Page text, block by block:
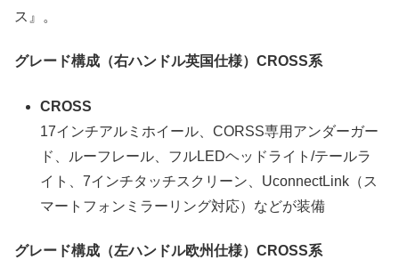
ス』。
グレード構成（右ハンドル英国仕様）CROSS系
CROSS
17インチアルミホイール、CORSS専用アンダーガー
ド、ルーフレール、フルLEDヘッドライト/テールラ
イト、7インチタッチスクリーン、UconnectLink（ス
マートフォンミラーリング対応）などが装備
グレード構成（左ハンドル欧州仕様）CROSS系